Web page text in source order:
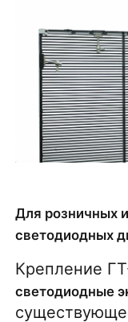
Для розничных
светодиодных
Крепление
светодиодные